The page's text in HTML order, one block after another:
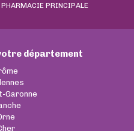
PHARMACIE PRINCIPALE
département
Garonne